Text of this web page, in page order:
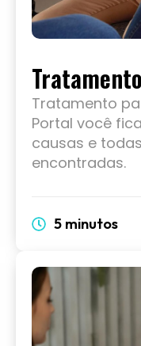
Tratamento
Portal você
causas e
encontradas.
5 minutos